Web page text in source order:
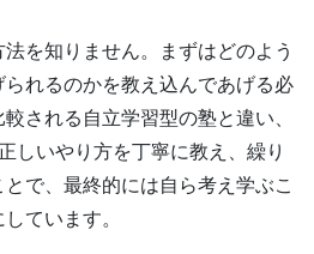
を知りません。まずはどのよう
れるのかを教え込んであげる必
される自立学習型の塾と違い、
しいやり方を丁寧に教え、繰り
で、最終的には自ら考え学ぶこ
ています。